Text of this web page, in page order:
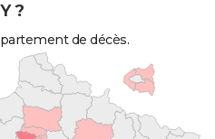
?
de décès.